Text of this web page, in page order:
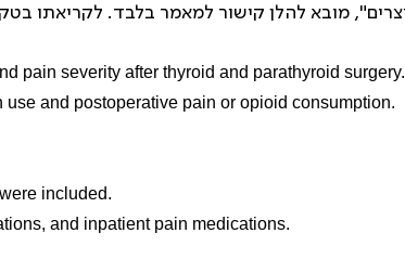
pain severity after thyroid and parathyroid surgery.
and postoperative pain or opioid consumption.
included.
and inpatient pain medications.